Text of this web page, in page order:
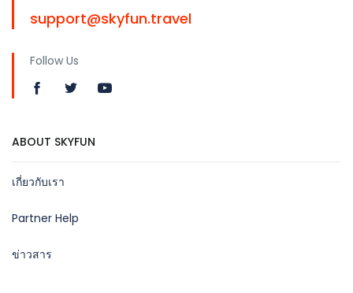
support@skyfun.travel
Follow Us
ABOUT SKYFUN
เกี่ยวกับเรา
Partner Help
ข่าวสาร